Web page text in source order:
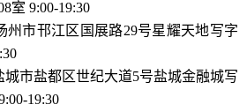
室 9:00-19:30
州市邗江区国展路29号星耀天地写字
城市盐都区世纪大道5号盐城金融城写
19:30